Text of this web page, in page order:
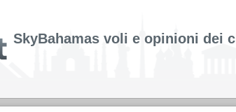
SkyBahamas voli e opinioni dei